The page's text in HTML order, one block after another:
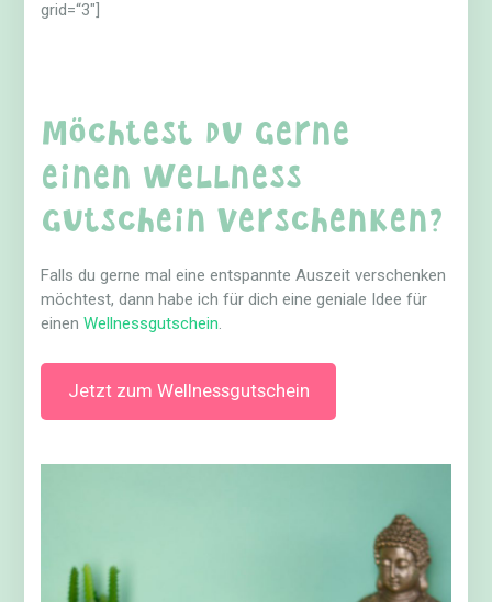
grid=“3″]
Möchtest du gerne
einen Wellness
Gutschein verschenken?
Falls du gerne mal eine entspannte Auszeit verschenken
möchtest, dann habe ich für dich eine geniale Idee für
einenWellnessgutschein.
Jetzt zum Wellnessgutschein